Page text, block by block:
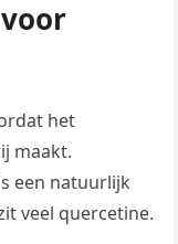
het
maakt.
een natuurlijk
veel quercetine.